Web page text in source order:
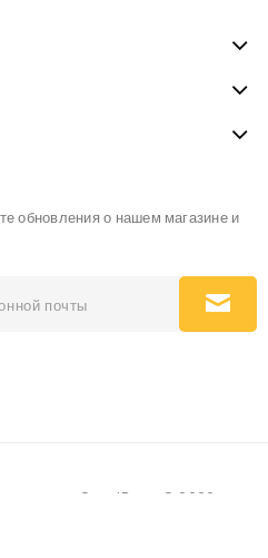
обновления о нашем магазине и
и сумок GoodBags © 2026